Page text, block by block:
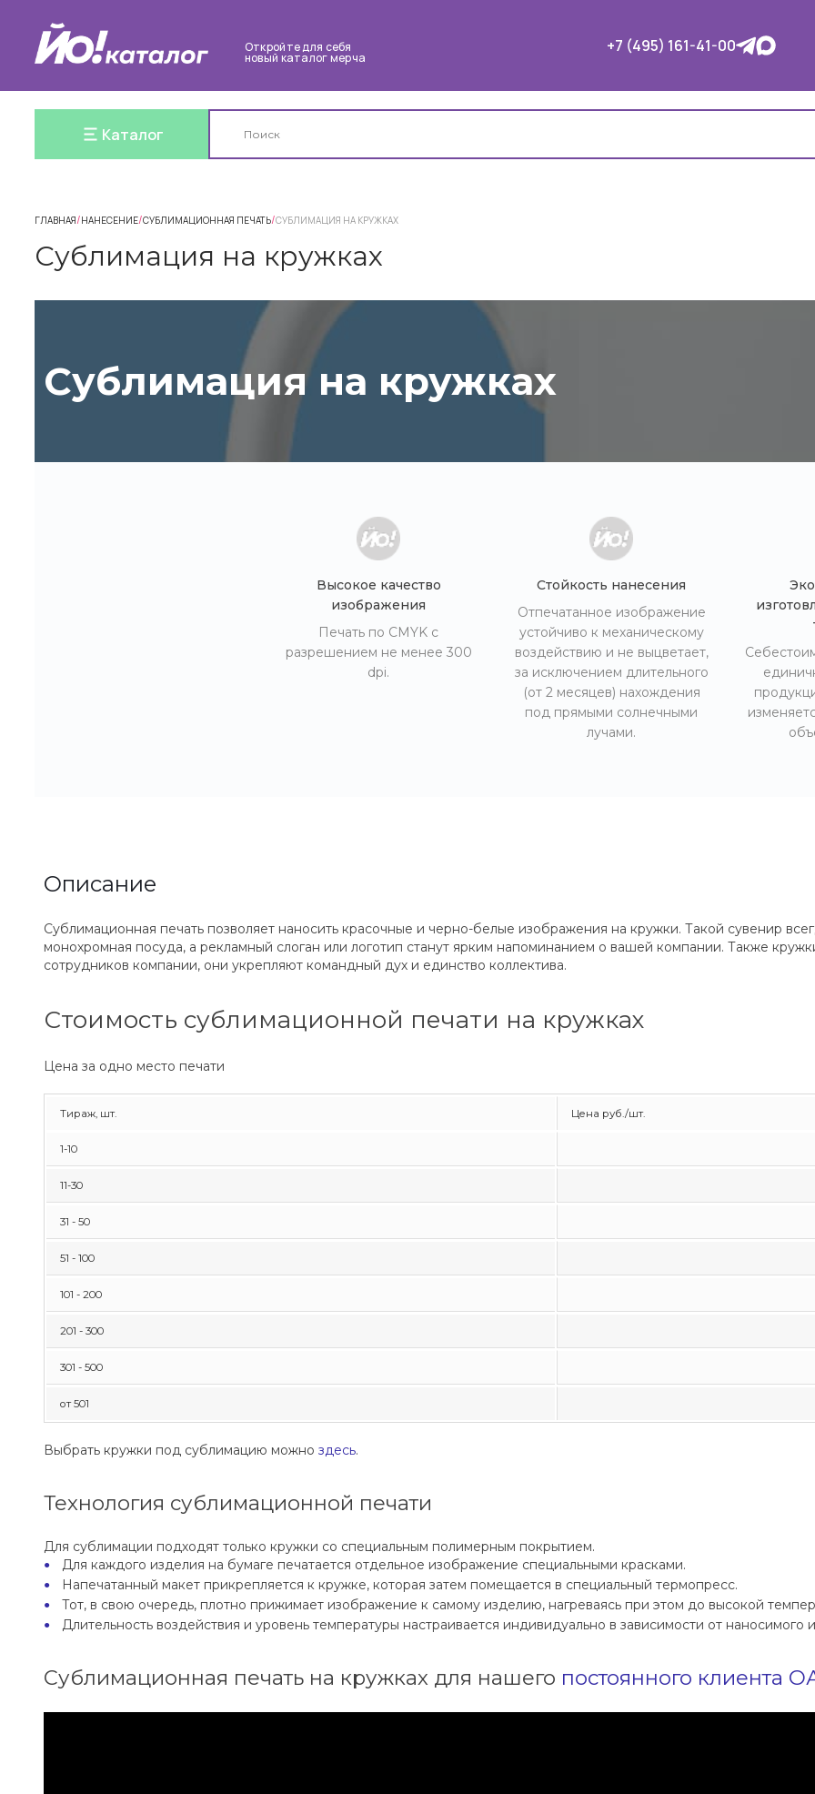
Откройте для себя
новый каталог мерча
+7 (495) 161-41-00
Каталог
ГЛАВНАЯ/НАНЕСЕНИЕ/СУБЛИМАЦИОННАЯ ПЕЧАТЬ/СУБЛИМАЦИЯ НА КРУЖКАХ
Сублимация на кружках
Сублимация на кружках
Высокое качество
изображения
Печать по CMYK с
разрешением не менее 300
dpi.
Стойкость нанесения
Отпечатанное изображение
устойчиво к механическому
воздействию и не выцветает,
за исключением длительного
(от 2 месяцев) нахождения
под прямыми солнечными
лучами.
Описание
Сублимационная печать позволяет наносить красочные и черно-белые изображения на кружки. Такой сувенир
монохромная посуда, а рекламный слоган или логотип станут ярким напоминанием о вашей компании. Также
сотрудников компании, они укрепляют командный дух и единство коллектива.
Стоимость сублимационной печати на кружках
Цена за одно место печати
Тираж, шт. Цена руб./шт.
1-10
11-30
31 - 50
51 - 100
101 - 200
201 - 300
301 - 500
от 501
Выбрать кружки под сублимацию можно здесь.
Технология сублимационной печати
Для сублимации подходят только кружки со специальным полимерным покрытием.
Для каждого изделия на бумаге печатается отдельное изображение специальными красками.
Напечатанный макет прикрепляется к кружке, которая затем помещается в специальный термопресс.
Тот, в свою очередь, плотно прижимает изображение к самому изделию, нагреваясь при этом до высокой
Длительность воздействия и уровень температуры настраивается индивидуально в зависимости от наносимого
Сублимационная печать на кружках для нашего постоянного клиента